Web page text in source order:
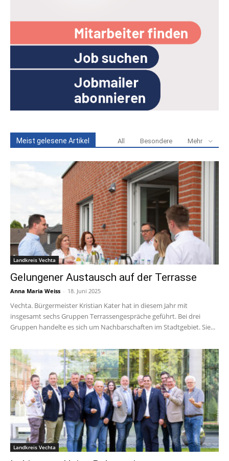
Meist gelesene Artikel All Besondere Mehr
Landkreis Vechta
Gelungener Austausch auf der Terrasse
Anna Maria Weiss - 18. Juni 2025
Vechta. Bürgermeister Kristian Kater hat in diesem Jahr mit
insgesamt sechs Gruppen Terrassengespräche geführt. Bei drei
Gruppen handelte es sich um Nachbarschaften im Stadtgebiet. Sie...
Landkreis Vechta